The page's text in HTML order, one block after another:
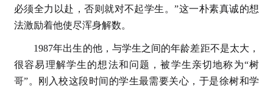
必须全力以赴，否则就对不起学生。”这一朴素真诚的想
法激励着他使尽浑身解数。
1987年出生的他，与学生之间的年龄差距不是太大，
很容易理解学生的想法和问题，被学生亲切地称为“树
哥”。刚入校这段时间的学生最需要关心，于是徐树和学